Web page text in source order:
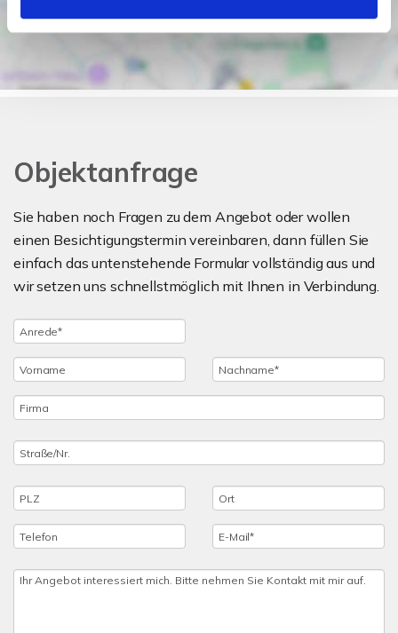
Objektanfrage
Sie haben noch Fragen zu dem Angebot oder wollen
einen Besichtigungstermin vereinbaren, dann füllen Sie
einfach das untenstehende Formular vollständig aus und
wir setzen uns schnellstmöglich mit Ihnen in Verbindung.